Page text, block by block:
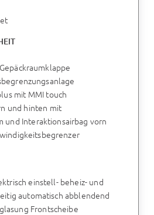
mit MMI touch
und hinten mit
und Interaktionsairbag vorn
einstell- beheiz- und
automatisch abblendend
Frontscheibe